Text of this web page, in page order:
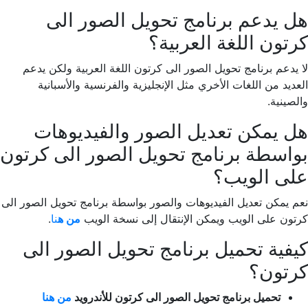
هل يدعم برنامج تحويل الصور الى
كرتون اللغة العربية؟
لا يدعم برنامج تحويل الصور الى كرتون اللغة العربية ولكن يدعم
العديد من اللغات الأخري مثل الإنجليزية والفرنسية والأسبانية
والصينية.
هل يمكن تعديل الصور والفيديوهات
بواسطة برنامج تحويل الصور الى كرتون
على الويب؟
نعم يمكن تعديل الفيديوهات والصور بواسطة برنامج تحويل الصور الى
كرتون على الويب ويمكن الإنتقال إلى نسخة الويب من هنا.
كيفية تحميل برنامج تحويل الصور الى
كرتون؟
تحميل برنامج تحويل الصور الى كرتون للأندرويد من هنا